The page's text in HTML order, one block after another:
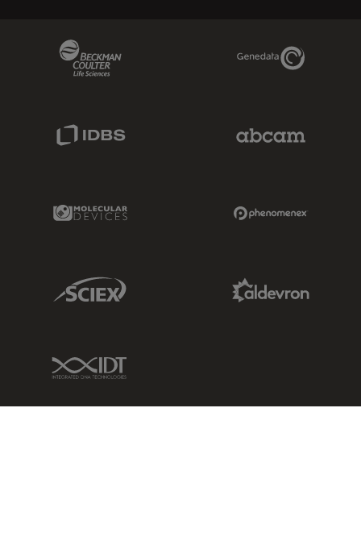
Genedata Link
Molecular Devices Link
Sciex Link
IDT Link